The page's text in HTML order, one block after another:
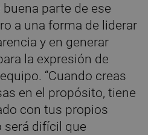
parte de ese
a una forma de liderar
y en generar
la expresión de
“Cuando creas
en el propósito, tiene
con tus propios
será difícil que